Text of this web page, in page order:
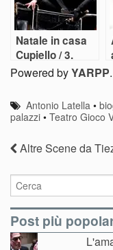
Natale in casa
Cupiello / 3.
Palazzi
Powered byYARPP.
Antonio Latella •
palazzi • Teatro Gioco
Altre Scene da
Post più